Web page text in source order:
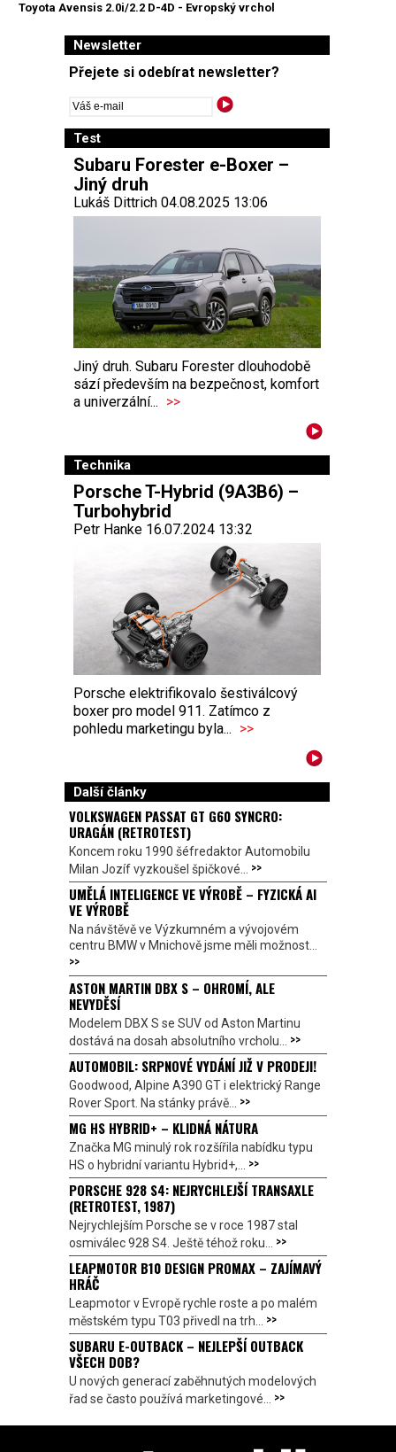
Toyota Avensis 2.0i/2.2 D-4D - Evropský vrchol
Newsletter
Přejete si odebírat newsletter?
Test
Subaru Forester e-Boxer –
Jiný druh
Lukáš Dittrich 04.08.2025 13:06
Jiný druh. Subaru Forester dlouhodobě
sází především na bezpečnost, komfort
a univerzální... >>
Technika
Porsche T-Hybrid (9A3B6) –
Turbohybrid
Petr Hanke 16.07.2024 13:32
Porsche elektrifikovalo šestiválcový
boxer pro model 911. Zatímco z
pohledu marketingu byla... >>
Další články
VOLKSWAGEN PASSAT GT G60 SYNCRO:
URAGÁN (RETROTEST)
Koncem roku 1990 šéfredaktor Automobilu
Milan Jozíf vyzkoušel špičkové... >>
UMĚLÁ INTELIGENCE VE VÝROBĚ – FYZICKÁ AI
VE VÝROBĚ
Na návštěvě ve Výzkumném a vývojovém
centru BMW v Mnichově jsme měli možnost...
>>
ASTON MARTIN DBX S – OHROMÍ, ALE
NEVYDĚSÍ
Modelem DBX S se SUV od Aston Martinu
dostává na dosah absolutního vrcholu... >>
AUTOMOBIL: SRPNOVÉ VYDÁNÍ JIŽ V PRODEJI!
Goodwood, Alpine A390 GT i elektrický Range
Rover Sport. Na stánky právě... >>
MG HS HYBRID+ – KLIDNÁ NÁTURA
Značka MG minulý rok rozšířila nabídku typu
HS o hybridní variantu Hybrid+,... >>
PORSCHE 928 S4: NEJRYCHLEJŠÍ TRANSAXLE
(RETROTEST, 1987)
Nejrychlejším Porsche se v roce 1987 stal
osmiválec 928 S4. Ještě téhož roku... >>
LEAPMOTOR B10 DESIGN PROMAX – ZAJÍMAVÝ
HRÁČ
Leapmotor v Evropě rychle roste a po malém
městském typu T03 přivedl na trh... >>
SUBARU E-OUTBACK – NEJLEPŠÍ OUTBACK
VŠECH DOB?
U nových generací zaběhnutých modelových
řad se často používá marketingové... >>